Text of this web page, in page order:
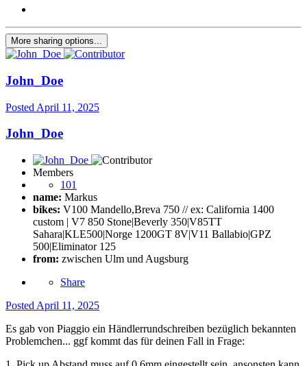
More sharing options...
John_Doe
Posted April 11, 2025
John_Doe
Members
101
name: Markus
bikes: V100 Mandello,Breva 750 // ex: California 1400
custom | V7 850 Stone|Beverly 350|V85TT
Sahara|KLE500|Norge 1200GT 8V|V11 Ballabio|GPZ
500|Eliminator 125
from: zwischen Ulm und Augsburg
Share
Posted April 11, 2025
Es gab von Piaggio ein Händlerrundschreiben bezüglich bekannten
Problemchen... ggf kommt das für deinen Fall in Frage: